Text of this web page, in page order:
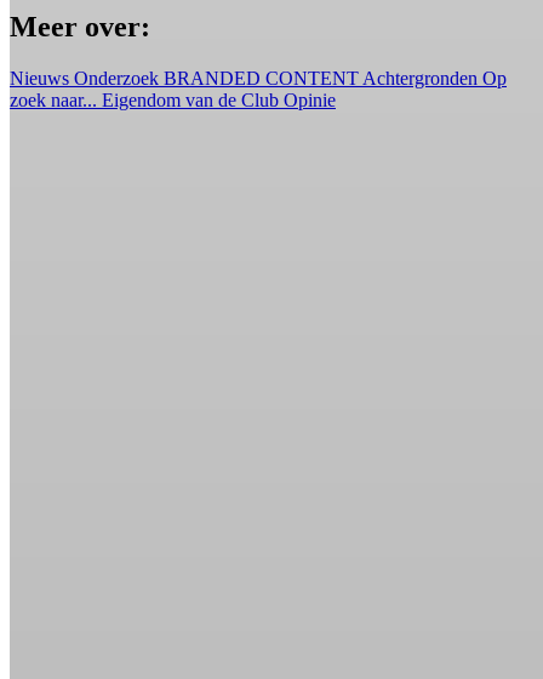
Meer over:
Nieuws Onderzoek BRANDED CONTENT Achtergronden Op
zoek naar... Eigendom van de Club Opinie